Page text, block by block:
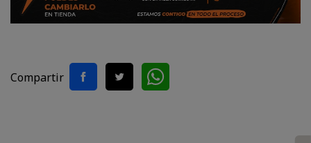
Compartir